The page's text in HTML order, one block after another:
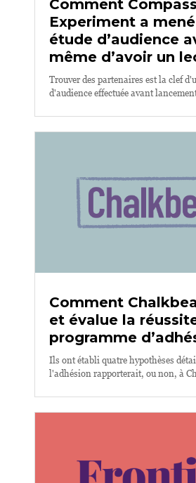
Comment Compass
Experiment a
étude d’audience
même d’avoir un
Trouver des partenaires est la clef
d'audience effectuée avant
Comment
et évalue la
programme
Ils ont établi quatre hypothèses
l'adhésion rapporterait, ou non, à